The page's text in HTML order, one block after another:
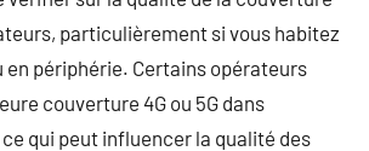
particulièrement si vous habitez
en périphérie. Certains opérateurs
couverture 4G ou 5G dans
qui peut influencer la qualité des